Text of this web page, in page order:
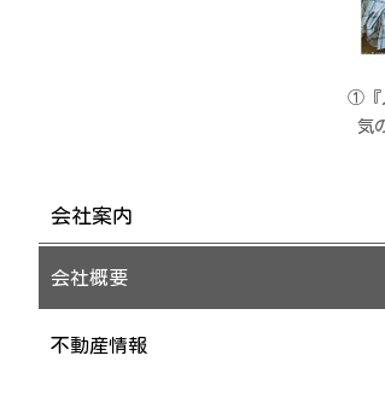
①『
気
会社案内
会社概要
不動産情報